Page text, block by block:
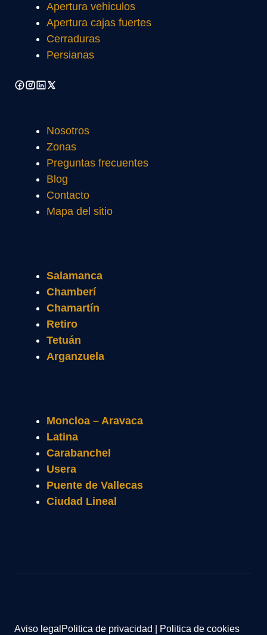
Apertura vehiculos
Apertura cajas fuertes
Cerraduras
Persianas
Nosotros
Zonas
Preguntas frecuentes
Blog
Contacto
Mapa del sitio
Salamanca
Chamberí
Chamartín
Retiro
Tetuán
Arganzuela
Moncloa – Aravaca
Latina
Carabanchel
Usera
Puente de Vallecas
Ciudad Lineal
Aviso legal Politica de privacidad Politica de cookies